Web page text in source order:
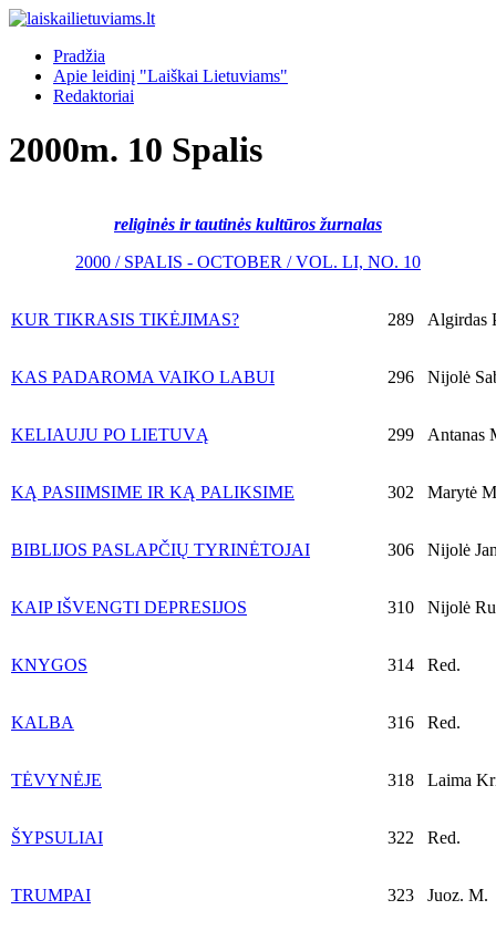
Pradžia
Apie leidinį "Laiškai Lietuviams"
Redaktoriai
2000m. 10 Spalis
religinės ir tautinės kultūros žurnalas
2000 / SPALIS - OCTOBER / VOL. LI, NO. 10
KUR TIKRASIS TIKĖJIMAS? 289 Algirdas
KAS PADAROMA VAIKO LABUI 296 Nijolė
KELIAUJU PO LIETUVĄ 299 Antanas
KĄ PASIIMSIME IR KĄ PALIKSIME 302 Marytė
BIBLIJOS PASLAPČIŲ TYRINĖTOJAI 306 Nijolė
KAIP IŠVENGTI DEPRESIJOS 310 Nijolė
KNYGOS 314 Red.
KALBA 316 Red.
TĖVYNĖJE 318 Laima
ŠYPSULIAI 322 Red.
TRUMPAI 323 Juoz. M.